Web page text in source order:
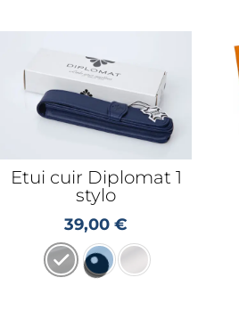
Etui cuir Diplomat 1
stylo
39,00€